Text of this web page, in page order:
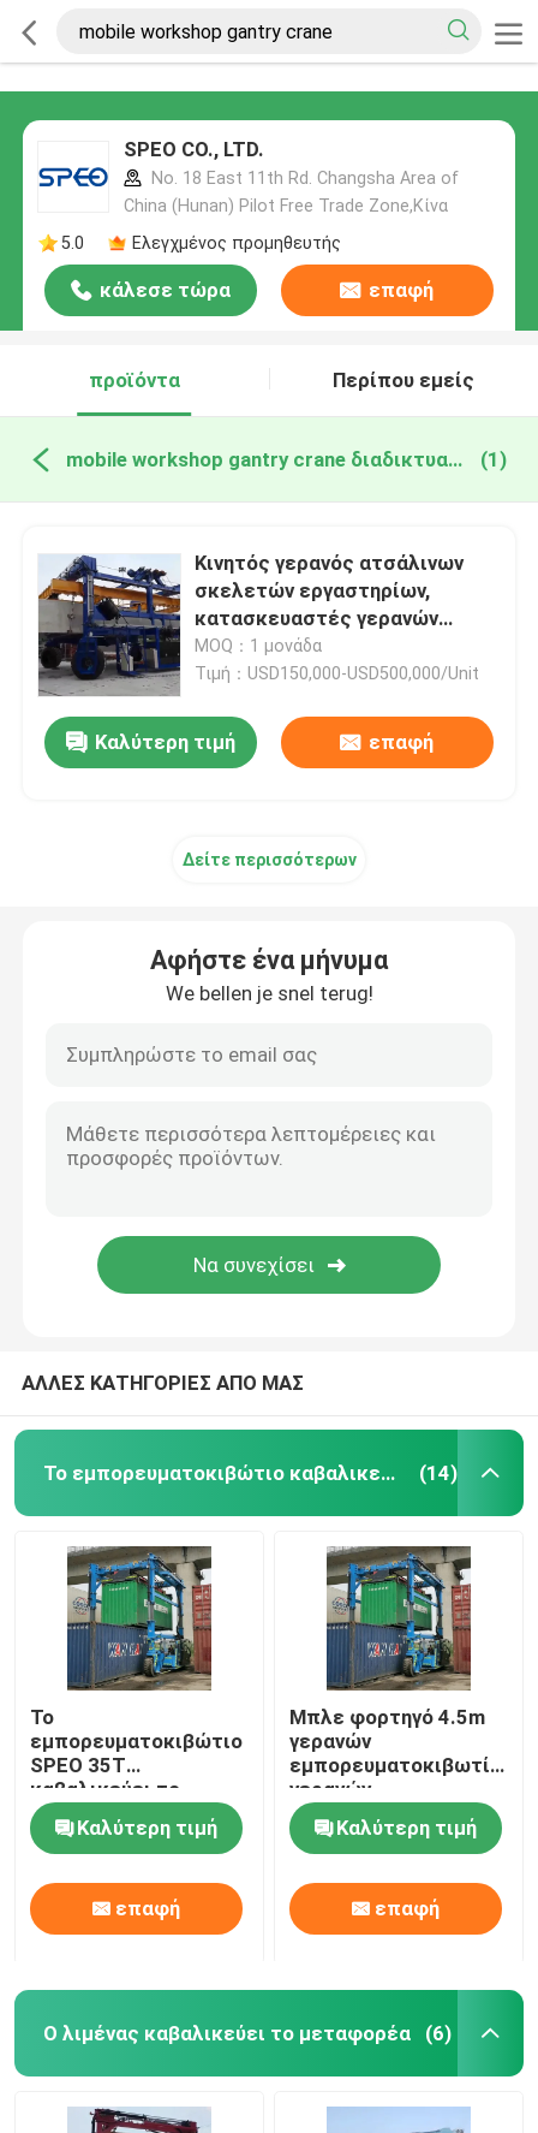
SPEO CO., LTD.
No. 18 East 11th Rd. Changsha Area of
China (Hunan) Pilot Free Trade Zone,Κίνα
5.0
Ελεγχμένος προμηθευτής
κάλεσε τώρα επαφή
προϊόντα Περίπου εμείς
mobile workshop gantry crane διαδικτυακή κατασκευή (1)
Κινητός γερανός ατσάλινων
σκελετών εργαστηρίων,
κατασκευαστές γερανών
ατσάλινων σκελετών
εμπορευματοκιβωτίων
MOQ：1 μονάδα
Τιμή：USD150,000-USD500,000/Unit
Καλύτερη τιμή επαφή
Δείτε περισσότερων
Αφήστε ένα μήνυμα
We bellen je snel terug!
ΑΛΛΕΣ ΚΑΤΗΓΟΡΙΕΣ ΑΠΟ ΜΑΣ
Το εμπορευματοκιβώτιο καβαλικεύει το μεταφορέα (14)
Το
εμπορευματοκιβώτιο
SPEO 35T
καβαλικεύει το
φορτηγό μεταφορέων
με τον αυτόματο
διαστολέα
Καλύτερη τιμή
επαφή
Μπλε φορτηγό 4.5m
γερανών
εμπορευματοκιβωτίων
γερανών
εμπορευματοκιβωτίων
ύψος ανύψωσης
Καλύτερη τιμή
επαφή
Ο λιμένας καβαλικεύει το μεταφορέα (6)